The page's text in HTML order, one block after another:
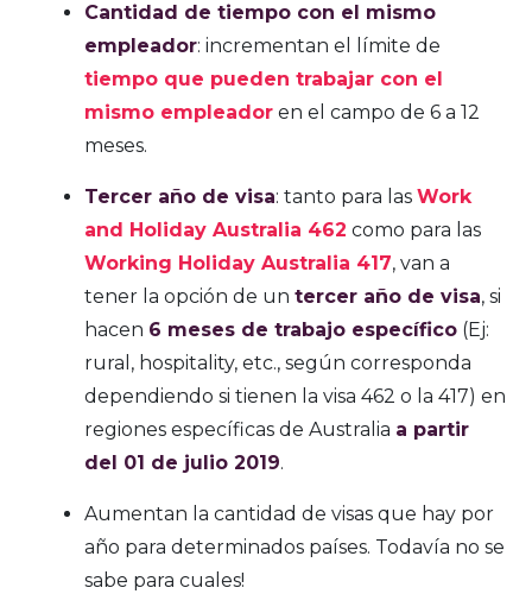
Cantidad de tiempo con el mismo
empleador: incrementan el límite de
tiempo que pueden trabajar con el
mismo empleador en el campo de 6 a 12
meses.
Tercer año de visa: tanto para las Work
and Holiday Australia 462 como para las
Working Holiday Australia 417, van a
tener la opción de un tercer año de visa, si
hacen 6 meses de trabajo específico (Ej:
rural, hospitality, etc., según corresponda
dependiendo si tienen la visa 462 o la 417) en
regiones específicas de Australia a partir
del 01 de julio 2019.
Aumentan la cantidad de visas que hay por
año para determinados países. Todavía no se
sabe para cuales!